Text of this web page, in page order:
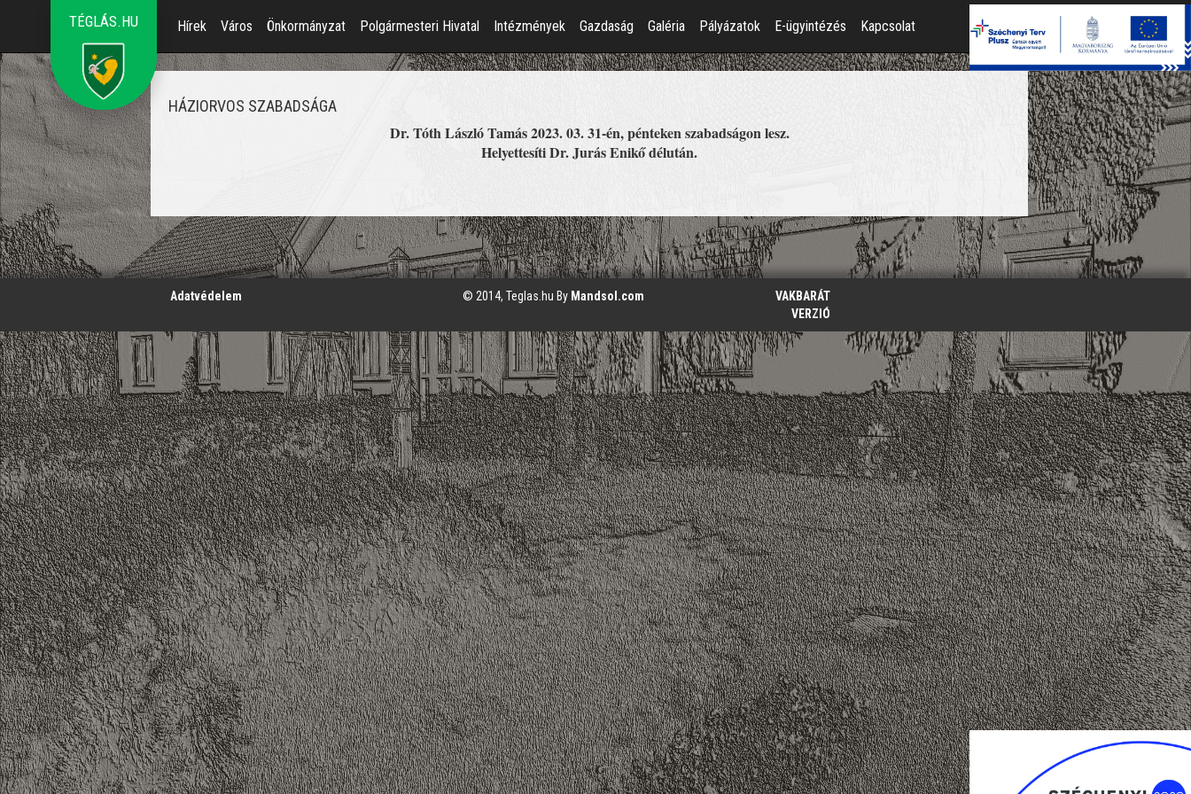
TÉGLÁS.HU Hírek Város Önkormányzat Polgármesteri Hivatal Intézmények Gazdaság Galéria Pályázatok E-ügyintézés Kapcsolat
HÁZIORVOS SZABADSÁGA
Dr. Tóth László Tamás 2023. 03. 31-én, pénteken szabadságon lesz.
Helyettesíti Dr. Jurás Enikő délután.
';
Adatvédelem © 2014, Teglas.hu By Mandsol.com
VAKBARÁT
VERZIÓ